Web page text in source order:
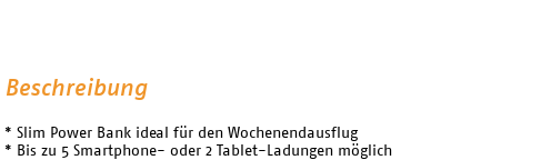
Beschreibung
* Slim Power Bank ideal für den Wochenendausflug
* Bis zu 5 Smartphone- oder 2 Tablet-Ladungen möglich